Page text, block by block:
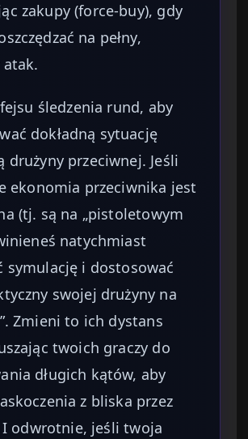
zakupy (force-buy), gdy
na pełny,
śledzenia rund, aby
dokładną sytuację
drużyny przeciwnej. Jeśli
ekonomia przeciwnika jest
(tj. są na „pistoletowym
natychmiast
symulację i dostosować
swojej drużyny na
Zmieni to ich dystans
twoich graczy do
długich kątów, aby
z bliska przez
odwrotnie, jeśli twoja